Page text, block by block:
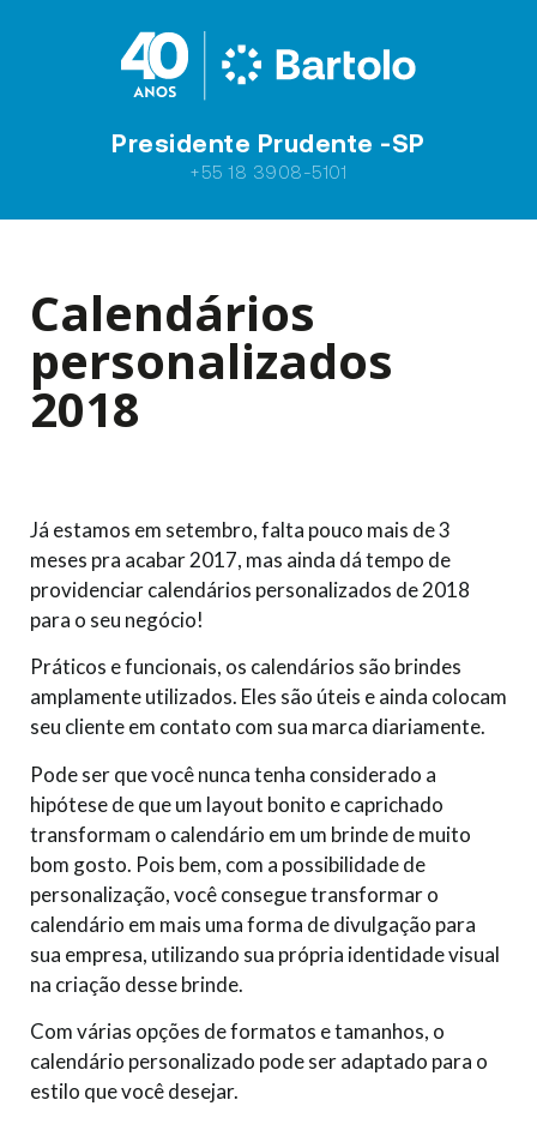
Presidente Prudente -SP
+55 18 3908-5101
Calendários
personalizados
2018
Já estamos em setembro, falta pouco mais de 3
meses pra acabar 2017, mas ainda dá tempo de
providenciar calendários personalizados de 2018
para o seu negócio!
Práticos e funcionais, os calendários são brindes
amplamente utilizados. Eles são úteis e ainda colocam
seu cliente em contato com sua marca diariamente.
Pode ser que você nunca tenha considerado a
hipótese de que um layout bonito e caprichado
transformam o calendário em um brinde de muito
bom gosto. Pois bem, com a possibilidade de
personalização, você consegue transformar o
calendário em mais uma forma de divulgação para
sua empresa, utilizando sua própria identidade visual
na criação desse brinde.
Com várias opções de formatos e tamanhos, o
calendário personalizado pode ser adaptado para o
estilo que você desejar.